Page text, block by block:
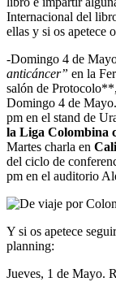
Internacional del
ellas y si os apetece
-Domingo 4 de
anticáncer” en la
salón de
Domingo 4 de Mayo.
pm en el stand de
la Liga Colombina
Martes charla en Cali
del ciclo de
pm en el auditorio
Y si os apetece
planning:
Jueves, 1 de Mayo.